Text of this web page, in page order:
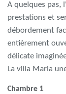
A quelques pas,
prestations et
débordement
entièrement
délicate
La villa Maria
Chambre 1